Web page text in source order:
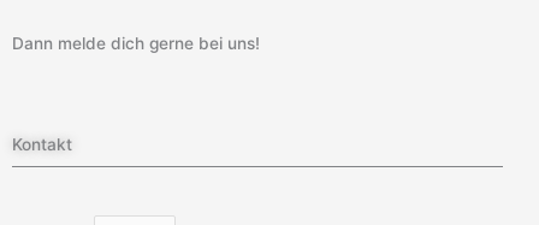
Kontakt
Dann melde dich gerne bei uns!